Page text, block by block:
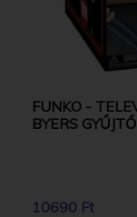
FUNKO -
BYERS
10690 Ft